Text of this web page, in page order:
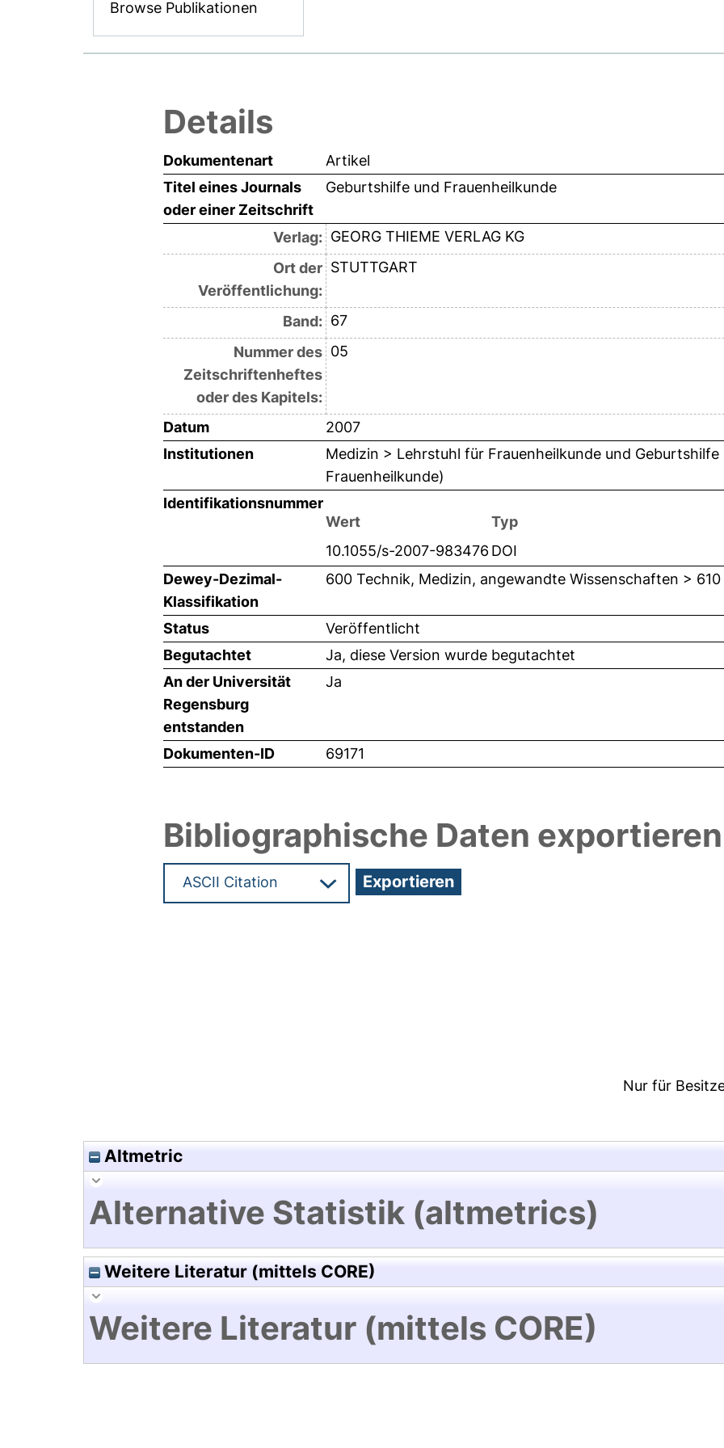
Browse Publikationen
Details
Dokumentenart
Artikel
Titel eines Journals
oder einer Zeitschrift
Geburtshilfe und Frauenheilkunde
Verlag: GEORG THIEME VERLAG KG
Ort der
Veröffentlichung:
STUTTGART
Band: 67
Nummer des
Zeitschriftenheftes
oder des Kapitels:
05
Datum
2007
Institutionen
Medizin > Lehrstuhl für Frauenheilkunde und
Frauenheilkunde)
Identifikationsnummer
Wert
Typ
10.1055/s-2007-983476 DOI
Dewey-Dezimal-
Klassifikation
600 Technik, Medizin, angewandte Wissenschaften >
Status
Veröffentlicht
Begutachtet
Ja, diese Version wurde begutachtet
An der Universität
Regensburg
entstanden
Ja
Dokumenten-ID 69171
Bibliographische Daten exportieren
Nur für
Altmetric
Alternative Statistik (altmetrics)
Weitere Literatur (mittels CORE)
Weitere Literatur (mittels CORE)